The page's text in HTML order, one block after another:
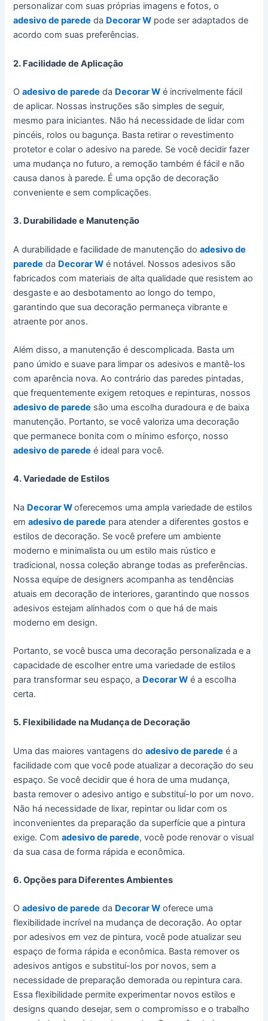
personalizar com suas próprias imagens e fotos, o
adesivo de parede da Decorar W pode ser adaptados de
acordo com suas preferências.
2. Facilidade de Aplicação
Oadesivo de parede da Decorar W é incrivelmente fácil
de aplicar. Nossas instruções são simples de seguir,
mesmo para iniciantes. Não há necessidade de lidar com
pincéis, rolos ou bagunça. Basta retirar o revestimento
protetor e colar o adesivo na parede. Se você decidir fazer
uma mudança no futuro, a remoção também é fácil e não
causa danos à parede. É uma opção de decoração
conveniente e sem complicações.
3. Durabilidade e Manutenção
A durabilidade e facilidade de manutenção doadesivo de
parede da Decorar W é notável. Nossos adesivos são
fabricados com materiais de alta qualidade que resistem ao
desgaste e ao desbotamento ao longo do tempo,
garantindo que sua decoração permaneça vibrante e
atraente por anos.
Além disso, a manutenção é descomplicada. Basta um
pano úmido e suave para limpar os adesivos e mantê-los
com aparência nova. Ao contrário das paredes pintadas,
que frequentemente exigem retoques e repinturas, nossos
adesivo de parede são uma escolha duradoura e de baixa
manutenção. Portanto, se você valoriza uma decoração
que permanece bonita com o mínimo esforço, nosso
adesivo de parede é ideal para você.
4. Variedade de Estilos
Na Decorar Woferecemos uma ampla variedade de estilos
emadesivo de parede para atender a diferentes gostos e
estilos de decoração. Se você prefere um ambiente
moderno e minimalista ou um estilo mais rústico e
tradicional, nossa coleção abrange todas as preferências.
Nossa equipe de designers acompanha as tendências
atuais em decoração de interiores, garantindo que nossos
adesivos estejam alinhados com o que há de mais
moderno em design.
Portanto, se você busca uma decoração personalizada e a
capacidade de escolher entre uma variedade de estilos
para transformar seu espaço, a Decorar W é a escolha
certa.
5. Flexibilidade na Mudança de Decoração
Uma das maiores vantagens doadesivo de parede é a
facilidade com que você pode atualizar a decoração do seu
espaço. Se você decidir que é hora de uma mudança,
basta remover o adesivo antigo e substituí-lo por um novo.
Não há necessidade de lixar, repintar ou lidar com os
inconvenientes da preparação da superfície que a pintura
exige. Comadesivo de parede, você pode renovar o visual
da sua casa de forma rápida e econômica.
6. Opções para Diferentes Ambientes
Oadesivo de parede da Decorar W oferece uma
flexibilidade incrível na mudança de decoração. Ao optar
por adesivos em vez de pintura, você pode atualizar seu
espaço de forma rápida e econômica. Basta remover os
adesivos antigos e substituí-los por novos, sem a
necessidade de preparação demorada ou repintura cara.
Essa flexibilidade permite experimentar novos estilos e
designs quando desejar, sem o compromisso e o trabalho